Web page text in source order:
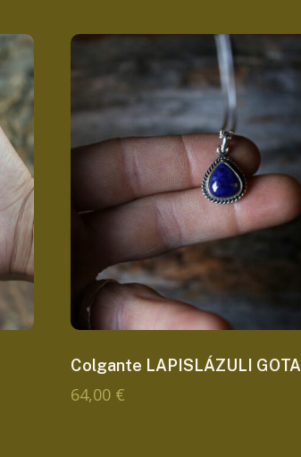
Colgante LAPISLÁZULI GOTA
64,00 €